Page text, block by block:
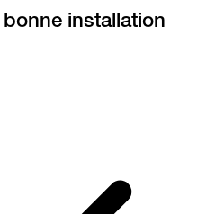
installation